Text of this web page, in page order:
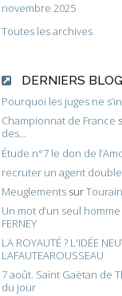
novembre 2025
Toutes les archives
DERNIERS
Pourquoi les juges ne
Championnat de France
des...
Étude n°7 le don de
recruter un agent double
Meuglements sur
Un mot d’un seul
FERNEY
LA ROYAUTÉ ? L'IDÉE
LAFAUTEAROUSSEAU
7 août. Saint Gaëtan de
du jour